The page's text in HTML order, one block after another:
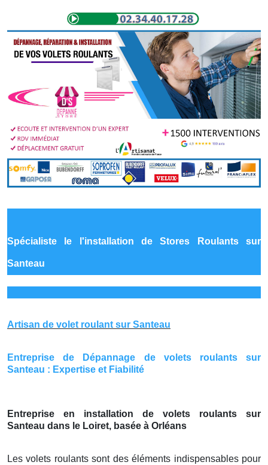
Spécialiste le l'installation de Stores Roulants sur
Santeau
Artisan de volet roulant sur Santeau
Entreprise de Dépannage de volets roulants sur
Santeau : Expertise et Fiabilité
Entreprise en installation de volets roulants sur
Santeau dans le Loiret, basée à Orléans
Les volets roulants sont des éléments indispensables pour